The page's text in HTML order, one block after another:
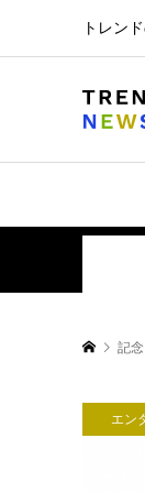
トレン
記念
エン